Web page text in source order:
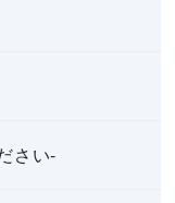
さい-